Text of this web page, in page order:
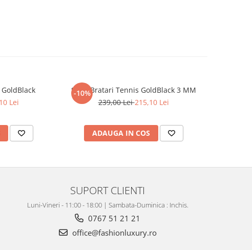
Lei
-10%
Set 3 Bratari Tennis GoldBlack 3 MM
239,00 Lei215,10 Lei
ADAUGA IN COS
SUPORT CLIENTI
Luni-Vineri - 11:00 - 18:00 | Sambata-Duminica : Inchis.
0767 51 21 21
office@fashionluxury.ro